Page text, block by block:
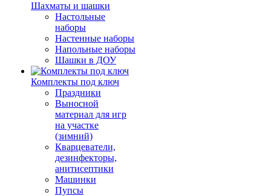
Шахматы и шашки
Настольные
наборы
Настенные наборы
Напольные наборы
Шашки в ДОУ
Комплекты под ключ
Праздники
Выносной
материал для игр
на участке
(зимний)
Кварцеватели,
дезинфекторы,
анитисептики
Машинки
Пупсы